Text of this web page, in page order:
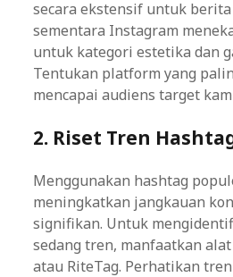
secara ekstensif untuk
sementara Instagram
untuk kategori estetika dan
Tentukan platform yang
mencapai audiens target
2. Riset Tren
Menggunakan hashtag
meningkatkan jangkauan
signifikan. Untuk
sedang tren, manfaatkan
atau RiteTag. Perhatikan